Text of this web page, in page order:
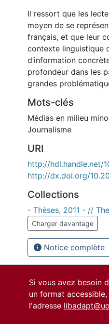
Il ressort que les
moyen de se
français, et que leur
contexte linguistique
d’information
profondeur dans les
grandes
Mots-clés
Médias en milieu
Journalisme
URI
http://hdl.handle.net/
http://dx.doi.org/
Collections
- Thèses, 2011 - //
Charger davantage
Notice complète
Si vous avez besoin
un format
l'adresse